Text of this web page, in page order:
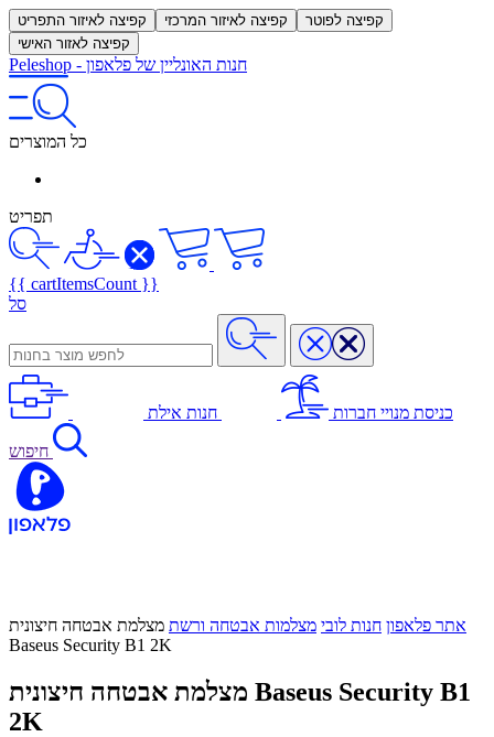
קפיצה לאיזור התפריט קפיצה לאיזור המרכזי
קפיצה לפוטר
קפיצה לאזור האישי
Peleshop - חנות האונליין של פלאפון
כל המוצרים
תפריט
{{ cartItemsCount }}
סל
כניסת מנויי חברות חנות אילת
חיפוש
אתר פלאפון חנות לובי מצלמות אבטחה ורשת מצלמת אבטחה חיצונית
Baseus Security B1 2K
מצלמת אבטחה חיצונית Baseus Security B1
2K